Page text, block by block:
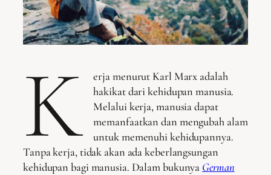
K
erja menurut Karl Marx adalah
hakikat dari kehidupan manusia.
Melalui kerja, manusia dapat
memanfaatkan dan mengubah alam
untuk memenuhi kehidupannya.
Tanpa kerja, tidak akan ada keberlangsungan
kehidupan bagi manusia. Dalam bukunya German